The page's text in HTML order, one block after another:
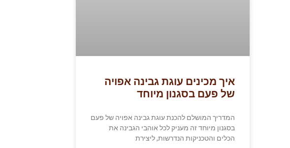
איך מכינים עוגת גבינה אפויה
של פעם בסגנון מיוחד
המדריך המושלם להכנת עוגת גבינה אפויה של פעם
בסגנון מיוחד זה מעניק לכל אוהבי הגבינה את
הכלים והטכניקות הנדרשות, ליצירת